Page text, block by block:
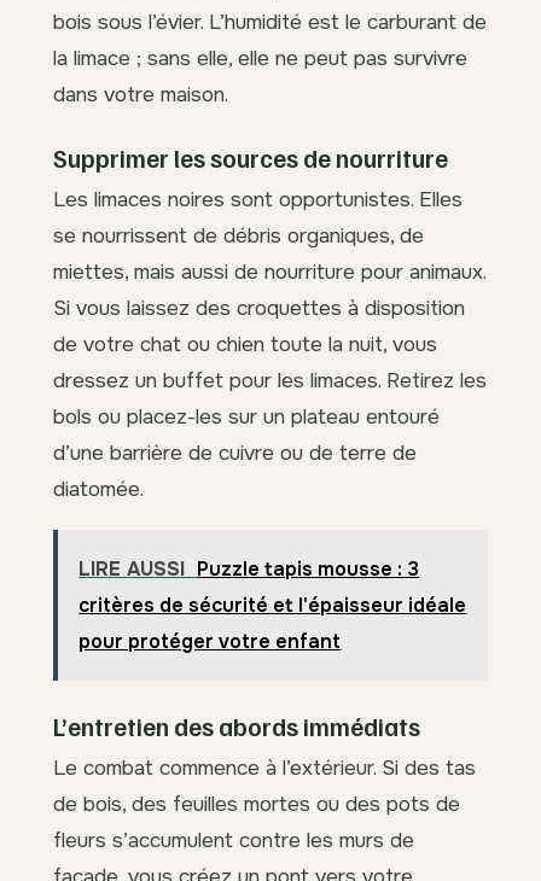
bois sous l’évier. L’humidité est le carburant de
la limace ; sans elle, elle ne peut pas survivre
dans votre maison.
Supprimer les sources de nourriture
Les limaces noires sont opportunistes. Elles
se nourrissent de débris organiques, de
miettes, mais aussi de nourriture pour animaux.
Si vous laissez des croquettes à disposition
de votre chat ou chien toute la nuit, vous
dressez un buffet pour les limaces. Retirez les
bols ou placez-les sur un plateau entouré
d’une barrière de cuivre ou de terre de
diatomée.
LIRE AUSSI Puzzle tapis mousse : 3
critères de sécurité et l'épaisseur idéale
pour protéger votre enfant
L’entretien des abords immédiats
Le combat commence à l’extérieur. Si des tas
de bois, des feuilles mortes ou des pots de
fleurs s’accumulent contre les murs de